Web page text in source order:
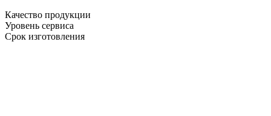
Качество продукции
Уровень сервиса
Срок изготовления